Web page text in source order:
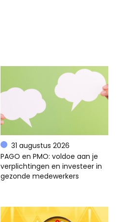
31 augustus 2026
PAGO en PMO: voldoe aan je
verplichtingen en investeer in
gezonde medewerkers